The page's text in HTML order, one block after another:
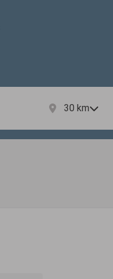
30 km